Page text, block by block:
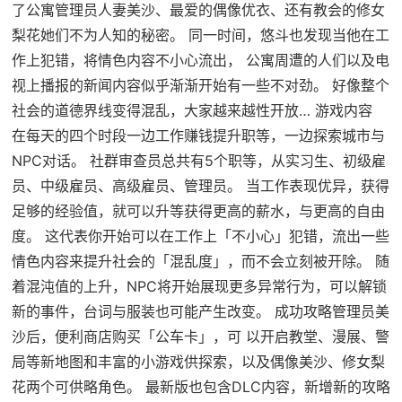
了公寓管理员人妻美沙、最爱的偶像优衣、还有教会的修女
梨花她们不为人知的秘密。 同一时间，悠斗也发现当他在工
作上犯错，将情色内容不小心流出， 公寓周遭的人们以及电
视上播报的新闻内容似乎渐渐开始有一些不对劲。 好像整个
社会的道德界线变得混乱，大家越来越性开放… 游戏内容
在每天的四个时段一边工作赚钱提升职等，一边探索城市与
NPC对话。 社群审查员总共有5个职等，从实习生、初级雇
员、中级雇员、高级雇员、管理员。 当工作表现优异，获得
足够的经验值，就可以升等获得更高的薪水，与更高的自由
度。 这代表你开始可以在工作上「不小心」犯错，流出一些
情色内容来提升社会的「混乱度」，而不会立刻被开除。 随
着混沌值的上升，NPC将开始展现更多异常行为，可以解锁
新的事件，台词与服装也可能产生改变。 成功攻略管理员美
沙后，便利商店购买「公车卡」，可 以开启教堂、漫展、警
局等新地图和丰富的小游戏供探索，以及偶像美沙、修女梨
花两个可供略角色。 最新版也包含DLC内容，新增新的攻略